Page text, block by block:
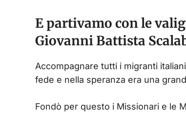
E partivamo con le
Giovanni Battista
Accompagnare tutti i migranti
fede e nella speranza era una
Fondò per questo i Missionari e le